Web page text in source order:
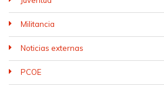
Militancia
Noticias externas
PCOE